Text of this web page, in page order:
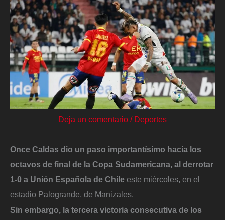
Deja un comentario / Deportes
Once Caldas dio un paso importantísimo hacia los
octavos de final de la Copa Sudamericana, al derrotar
1-0 a Unión Española de Chile este miércoles, en el
estadio Palogrande, de Manizales.
Sin embargo, la tercera victoria consecutiva de los